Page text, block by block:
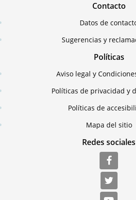
Contacto
Datos de
Sugerencias y
Políticas
Aviso legal y
Políticas de privacidad y
Políticas de
Mapa del sitio
Redes sociales